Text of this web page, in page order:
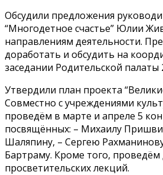
Обсудили предложения
“Многодетное счастье” Юлии
направлениям деятельности.
доработать и обсудить на
заседании Родительской палаты
Утвердили план проекта
Совместно с учреждениями
проведём в марте и апреле 5
посвящённых: – Михаилу
Шаляпину, – Сергею
Бартраму. Кроме того, проведём
просветительских лекций.